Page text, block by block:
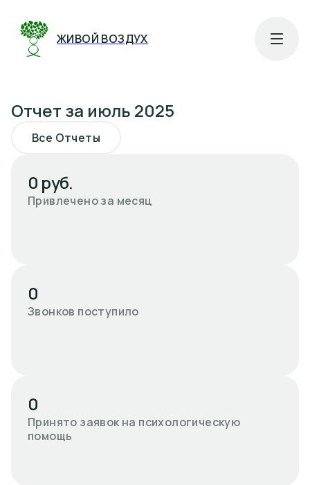
ЖИВОЙ ВОЗДУХ
Отчет за июль 2025
Все Отчеты
0 руб.
Привлечено за месяц
0
Звонков поступило
0
Принято заявок на психологическую
помощь